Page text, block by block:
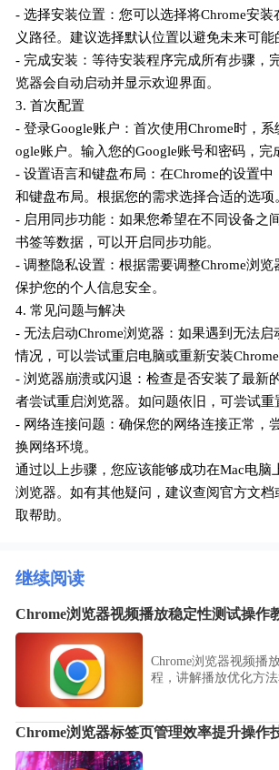
- 选择安装位置：您可以选择将Chrome安装
义路径。建议选择默认位置以避免未来可能
- 完成安装：等待安装程序完成所有步骤，
览器会自动启动并显示欢迎界面。
3. 首次配置
- 登录Google账户：首次使用Chrome时，
ogle账户。输入您的Google账号和密码，完
- 设置语言和键盘布局：在Chrome的设置
和键盘布局。根据您的需求选择合适的选项
- 启用同步功能：如果您希望在不同设备之
书签等数据，可以开启同步功能。
- 调整隐私设置：根据需要调整Chrome浏览
保护您的个人信息安全。
4. 常见问题与解决
- 无法启动Chrome浏览器：如果遇到无法启
情况，可以尝试重启电脑或重新安装Chrome
- 浏览器崩溃或闪退：检查是否安装了最新
者尝试重启浏览器。如问题依旧，可尝试重
- 网络连接问题：确保您的网络连接正常，
换网络环境。
通过以上步骤，您应该能够成功在Mac电脑
浏览器。如有其他疑问，建议查阅官方文
取帮助。
继续阅读
Chrome浏览器视频播放稳定性测试操作
Chrome浏览器视频播
程，讲解播放优化方法
Chrome浏览器标签页管理效率提升操作